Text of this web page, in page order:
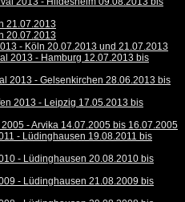
21.07.2013
20.07.2013
- Köln 20.07.2013 und 21.07.2013
2013 - Hamburg 12.07.2013 bis
2013 - Gelsenkirchen 28.06.2013 bis
2013 - Leipzig 17.05.2013 bis
- Arvika 14.07.2005 bis 16.07.2005
- Lüdinghausen 19.08.2011 bis
- Lüdinghausen 20.08.2010 bis
- Lüdinghausen 21.08.2009 bis